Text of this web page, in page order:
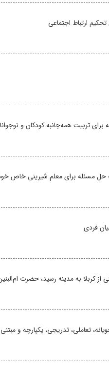
ارتباط اجتماعی
تربیت همه‌جانبه کودکان و
مسئله برای معلم شیرینی خاص
فردی
از کربلا به مدینه رسید،‌ حضرت
تعاملی، تدریجی، یکپارچه و